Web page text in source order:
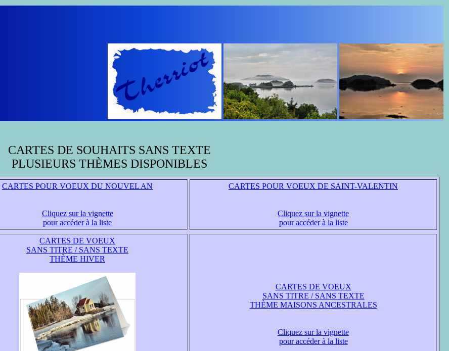
CARTES DE SOUHAITS SANS TEXTE
PLUSIEURS THÈMES DISPONIBLES
CARTES POUR VOEUX DU NOUVEL AN
Cliquez sur la vignette
pour accéder à la liste
CARTES POUR VOEUX DE SAINT-VALENTIN
Cliquez sur la vignette
pour accéder à la liste
CARTES DE VOEUX
SANS TITRE / SANS TEXTE
THÈME HIVER
CARTES DE VOEUX
SANS TITRE / SANS TEXTE
THÈME MAISONS ANCESTRALES
Cliquez sur la vignette
pour accéder à la liste